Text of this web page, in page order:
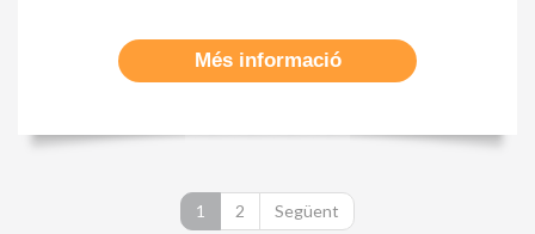
Més informació
1 2 Següent